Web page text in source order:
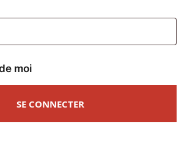
moi
SE CONNECTER